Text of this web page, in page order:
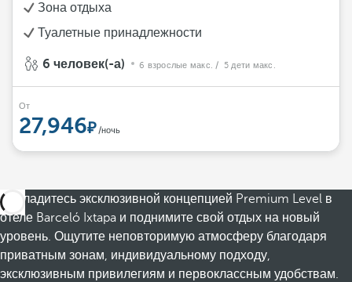
Зона отдыха
Туалетные принадлежности
6 человек(-а) 6 взрослые макс. / 5 дети макс.
От
27,946 /ночь
Насладитесь эксклюзивной концепцией Premium Level в
отеле Barceló Ixtapa и поднимите свой отдых на новый
уровень. Ощутите неповторимую атмосферу благодаря
приватным зонам, индивидуальному подходу,
эксклюзивным привилегиям и первоклассным удобствам.